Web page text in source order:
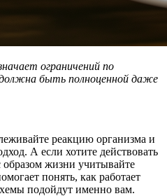
ограничений по
быть полноценной даже
реакцию организма и
А если хотите действовать
жизни учитывайте
понять, как работает
подойдут именно вам.